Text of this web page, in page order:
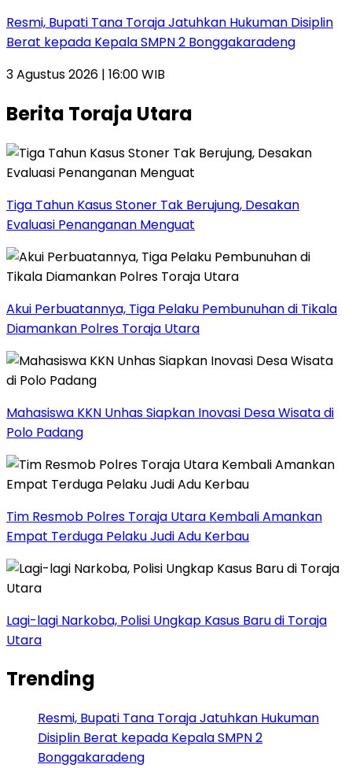
Resmi, Bupati Tana Toraja Jatuhkan Hukuman Disiplin
Berat kepada Kepala SMPN 2 Bonggakaradeng
3 Agustus 2026 | 16:00 WIB
Berita Toraja Utara
Tiga Tahun Kasus Stoner Tak Berujung, Desakan
Evaluasi Penanganan Menguat
Akui Perbuatannya, Tiga Pelaku Pembunuhan di Tikala
Diamankan Polres Toraja Utara
Mahasiswa KKN Unhas Siapkan Inovasi Desa Wisata di
Polo Padang
Tim Resmob Polres Toraja Utara Kembali Amankan
Empat Terduga Pelaku Judi Adu Kerbau
Lagi-lagi Narkoba, Polisi Ungkap Kasus Baru di Toraja
Utara
Trending
Resmi, Bupati Tana Toraja Jatuhkan Hukuman
Disiplin Berat kepada Kepala SMPN 2
Bonggakaradeng